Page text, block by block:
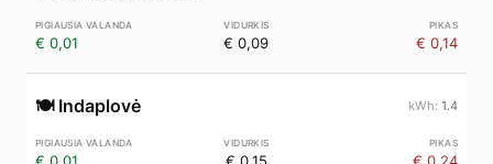
€ 0,01 € 0,09 € 0,14
🍽️ Indaplovė 1.4